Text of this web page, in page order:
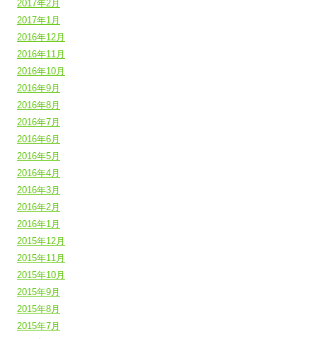
2017年2月
2017年1月
2016年12月
2016年11月
2016年10月
2016年9月
2016年8月
2016年7月
2016年6月
2016年5月
2016年4月
2016年3月
2016年2月
2016年1月
2015年12月
2015年11月
2015年10月
2015年9月
2015年8月
2015年7月